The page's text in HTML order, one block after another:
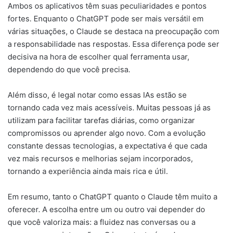
Ambos os aplicativos têm suas peculiaridades e pontos
fortes. Enquanto o ChatGPT pode ser mais versátil em
várias situações, o Claude se destaca na preocupação com
a responsabilidade nas respostas. Essa diferença pode ser
decisiva na hora de escolher qual ferramenta usar,
dependendo do que você precisa.
Além disso, é legal notar como essas IAs estão se
tornando cada vez mais acessíveis. Muitas pessoas já as
utilizam para facilitar tarefas diárias, como organizar
compromissos ou aprender algo novo. Com a evolução
constante dessas tecnologias, a expectativa é que cada
vez mais recursos e melhorias sejam incorporados,
tornando a experiência ainda mais rica e útil.
Em resumo, tanto o ChatGPT quanto o Claude têm muito a
oferecer. A escolha entre um ou outro vai depender do
que você valoriza mais: a fluidez nas conversas ou a